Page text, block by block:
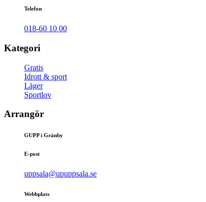
Telefon
018-60 10 00
Kategori
Gratis
Idrott & sport
Läger
Sportlov
Arrangör
GUPP i Gränby
E-post
uppsala@upuppsala.se
Webbplats